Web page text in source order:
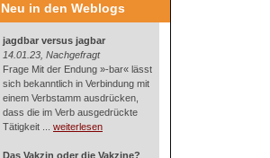
Neu in den Weblogs
jagdbar versus jagbar
14.01.23, Nachgefragt
Frage Mit der Endung »-bar« lässt
sich bekanntlich in Verbindung mit
einem Verbstamm ausdrücken,
dass die im Verb ausgedrückte
Tätigkeit ... weiterlesen
Das Vakzin oder die Vakzine?